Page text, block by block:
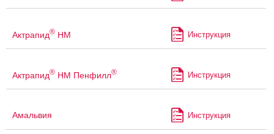
Актрапид® НМ Инструкция
Актрапид® НМ Пенфилл® Инструкция
Амальвия Инструкция